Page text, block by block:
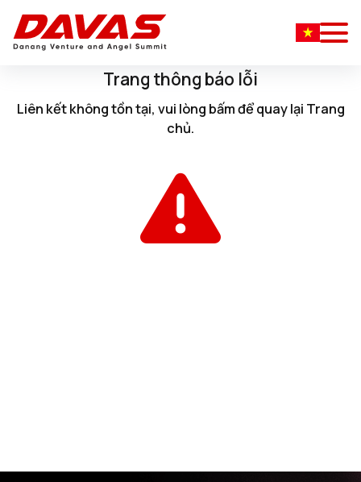
Trang thông báo lỗi
Liên kết không tồn tại, vui lòng bấmđể quay lại Trang
chủ.